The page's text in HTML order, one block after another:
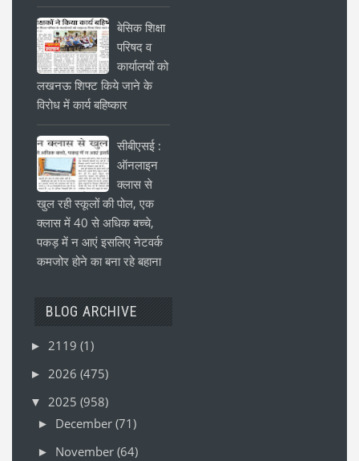
बेसिक शिक्षा
परिषद व
कार्यालयों को
लखनऊ शिफ्ट किये जाने के
विरोध में कार्य बहिष्कार
सीबीएसई :
ऑनलाइन
क्लास से
खुल रही स्कूलों की पोल, एक
क्लास में 40 से अधिक बच्चे,
पकड़ में न आएं इसलिए नेटवर्क
कमजोर होने का बना रहे बहाना
BLOG ARCHIVE
► 2119 (1)
► 2026 (475)
▼ 2025 (958)
► December (71)
► November (64)